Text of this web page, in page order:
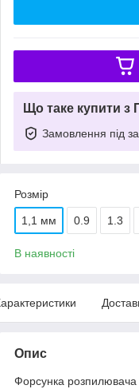
Що таке купити з
Замовлення під
Розмір
1,1 мм 0.9 1.3
В наявності
Опис
Форсунка